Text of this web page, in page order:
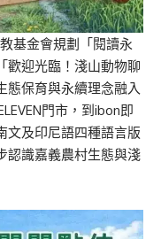
基金會規劃「閱讀永
歡迎光臨！淺山動物聊
態保育與永續理念融入
門市，到ibon即
文及印尼語四種語言版
認識嘉義農村生態與淺